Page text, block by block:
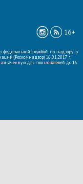
16+
службой по надзору в
(Роскомнадзор) 16.01.2017 г.
для пользователей до 16